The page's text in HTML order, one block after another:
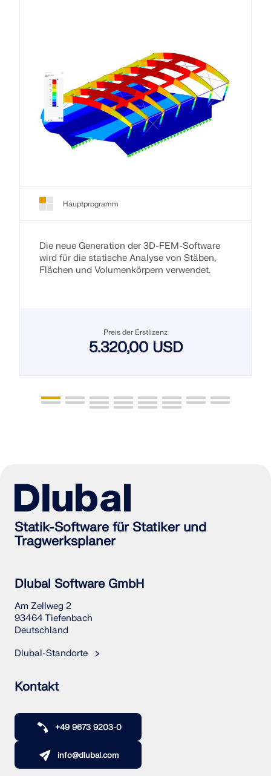
Hauptprogramm
Die neue Generation der 3D-FEM-Software
wird für die statische Analyse von Stäben,
Flächen und Volumenkörpern verwendet.
Preis der Erstlizenz
5.320,00 USD
Statik-Software für Statiker und
Tragwerksplaner
Dlubal Software GmbH
Am Zellweg 2
93464 Tiefenbach
Deutschland
Dlubal-Standorte
Kontakt
+49 9673 9203-0
info@dlubal.com